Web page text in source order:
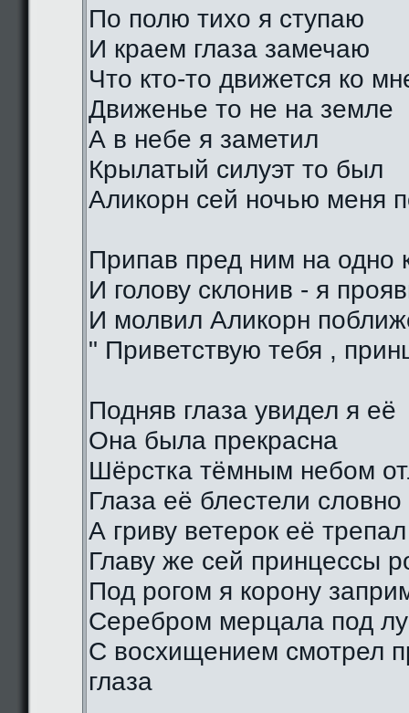
По полю тихо я ступаю
И краем глаза замечаю
Что кто-то движется ко
Движенье то не на земле
А в небе я заметил
Крылатый силуэт то был
Аликорн сей ночью меня
Припав пред ним на одно
И голову склонив - я
И молвил Аликорн
" Приветствую тебя ,
Подняв глаза увидел я её
Она была прекрасна
Шёрстка тёмным небом
Глаза её блестели
А гриву ветерок её трепал
Главу же сей принцессы
Под рогом я корону
Серебром мерцала под
С восхищением смотрел
глаза